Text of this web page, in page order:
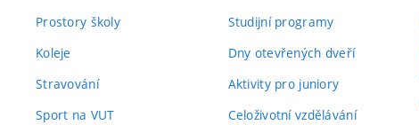
Prostory školy
Koleje
Stravování
Sport na VUT
Studijní programy
Dny otevřených dveří
Aktivity pro juniory
Celoživotní vzdělávání